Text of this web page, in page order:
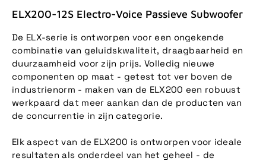
ELX200-12S Electro-Voice Passieve Subwoofer
De ELX-serie is ontworpen voor een ongekende
combinatie van geluidskwaliteit, draagbaarheid en
duurzaamheid voor zijn prijs. Volledig nieuwe
componenten op maat - getest tot ver boven de
industrienorm - maken van de ELX200 een robuust
werkpaard dat meer aankan dan de producten van
de concurrentie in zijn categorie.
Elk aspect van de ELX200 is ontworpen voor ideale
resultaten als onderdeel van het geheel - de